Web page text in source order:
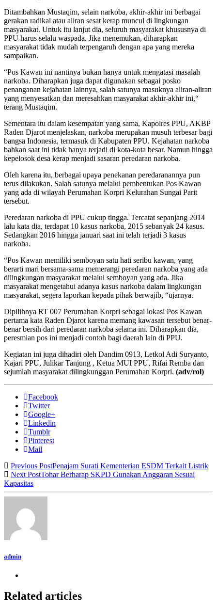
Ditambahkan Mustaqim, selain narkoba, akhir-akhir ini berbagai
gerakan radikal atau aliran sesat kerap muncul di lingkungan
masyarakat. Untuk itu lanjut dia, seluruh masyarakat khususnya di
PPU harus selalu waspada. Jika menemukan, diharapkan
masyarakat tidak mudah terpengaruh dengan apa yang mereka
sampaikan.
“Pos Kawan ini nantinya bukan hanya untuk mengatasi masalah
narkoba. Diharapkan juga dapat digunakan sebagai posko
penanganan kejahatan lainnya, salah satunya masuknya aliran-aliran
yang menyesatkan dan meresahkan masyarakat akhir-akhir ini,“
terang Mustaqim.
Sementara itu dalam kesempatan yang sama, Kapolres PPU, AKBP
Raden Djarot menjelaskan, narkoba merupakan musuh terbesar bagi
bangsa Indonesia, termasuk di Kabupaten PPU. Kejahatan narkoba
bahkan saat ini tidak hanya terjadi di kota-kota besar. Namun hingga
kepelosok desa kerap menjadi sasaran peredaran narkoba.
Oleh karena itu, berbagai upaya penekanan peredaranannya pun
terus dilakukan. Salah satunya melalui pembentukan Pos Kawan
yang ada di wilayah Perumahan Korpri Kelurahan Sungai Parit
tersebut.
Peredaran narkoba di PPU cukup tingga. Tercatat sepanjang 2014
lalu kata dia, terdapat 10 kasus narkoba, 2015 sebanyak 24 kasus.
Sedangkan 2016 hingga januari saat ini telah terjadi 3 kasus
narkoba.
“Pos Kawan memiliki semboyan satu hati seribu kawan, yang
berarti mari bersama-sama memerangi peredaran narkoba yang ada
dilingkungan masyarakat melalui semboyan yang ada. Jika
masyarakat mengetahui adanya kasus narkoba dalam lingkungan
masyarakat, segera laporkan kepada pihak berwajib, “ujarnya.
Dipilihnya RT 007 Perumahan Korpri sebagai lokasi Pos Kawan
pertama kata Raden Djarot karena memang kawasan tersebut benar-
benar bersih dari peredaran narkoba selama ini. Diharapkan dia,
peresmian pos ini menjadi contoh bagi daerah lain di PPU.
Kegiatan ini juga dihadiri oleh Dandim 0913, Letkol Adi Suryanto,
Kajari PPU, Julikar Tanjung , Ketua MUI PPU, Rifai Remba dan
sejumlah masyarakat dilingkunggan Perumahan Korpri. (adv/rol)
Facebook
Twitter
Google+
Linkedin
Tumblr
Pinterest
Mail
Previous PostPenajam Surati Kementerian ESDM Terkait Listrik
Next PostTohar Berharap SKPD Gunakan Anggaran Sesuai
Kapasitas
admin
Related articles